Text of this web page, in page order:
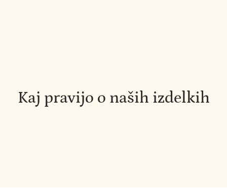
Kaj pravijo o naših izdelkih